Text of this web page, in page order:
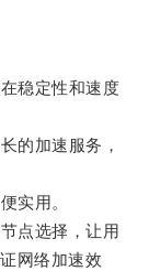
稳定性和速度
的加速服务，
实用。
点选择，让用
网络加速效